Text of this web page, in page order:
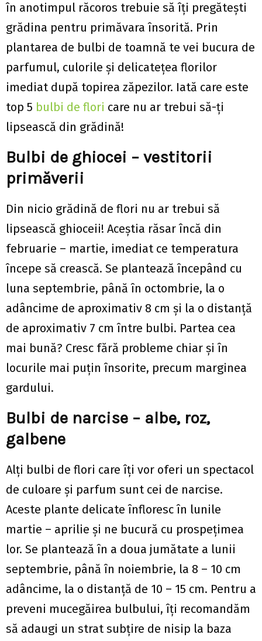
în anotimpul răcoros trebuie să îți pregătești
grădina pentru primăvara însorită. Prin
plantarea de bulbi de toamnă te vei bucura de
parfumul, culorile și delicatețea florilor
imediat după topirea zăpezilor. Iată care este
top 5 bulbi de flori care nu ar trebui să-ți
lipsească din grădină!
Bulbi de ghiocei – vestitorii
primăverii
Din nicio grădină de flori nu ar trebui să
lipsească ghioceii! Aceștia răsar încă din
februarie – martie, imediat ce temperatura
începe să crească. Se plantează începând cu
luna septembrie, până în octombrie, la o
adâncime de aproximativ 8 cm și la o distanță
de aproximativ 7 cm între bulbi. Partea cea
mai bună? Cresc fără probleme chiar și în
locurile mai puțin însorite, precum marginea
gardului.
Bulbi de narcise – albe, roz,
galbene
Alți bulbi de flori care îți vor oferi un spectacol
de culoare și parfum sunt cei de narcise.
Aceste plante delicate înfloresc în lunile
martie – aprilie și ne bucură cu prospețimea
lor. Se plantează în a doua jumătate a lunii
septembrie, până în noiembrie, la 8 – 10 cm
adâncime, la o distanță de 10 – 15 cm. Pentru a
preveni mucegăirea bulbului, îți recomandăm
să adaugi un strat subțire de nisip la baza